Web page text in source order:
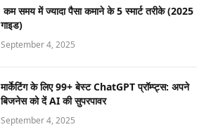
कम समय में ज्यादा पैसा कमाने के 5 स्मार्ट तरीके (2025
गाइड)
September 4, 2025
मार्केटिंग के लिए 99+ बेस्ट ChatGPT प्रॉम्प्ट्स: अपने
बिजनेस को दें AI की सुपरपावर
September 4, 2025